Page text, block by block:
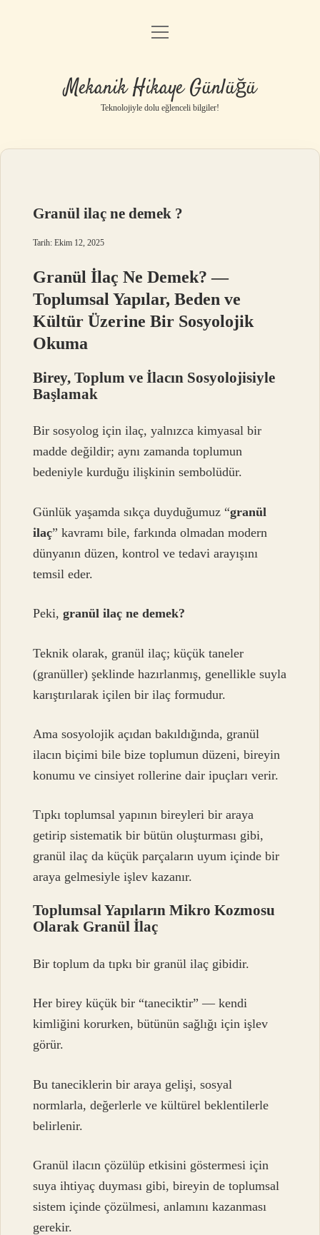
Anasayfa
Yasal Uyarı
menüyü
Mekanik Hikaye Günlüğü
Teknolojiyle dolu eğlenceli bilgiler!
Granül ilaç ne demek ?
Tarih: Ekim 12, 2025
Granül İlaç Ne Demek? —
Toplumsal Yapılar, Beden ve
Kültür Üzerine Bir Sosyolojik
Okuma
Birey, Toplum ve İlacın Sosyolojisiyle
Başlamak
Bir sosyolog için ilaç, yalnızca kimyasal bir
madde değildir; aynı zamanda toplumun
bedeniyle kurduğu ilişkinin sembolüdür.
Günlük yaşamda sıkça duyduğumuz “granül
ilaç” kavramı bile, farkında olmadan modern
dünyanın düzen, kontrol ve tedavi arayışını
temsil eder.
Peki,granül ilaç ne demek?
Teknik olarak, granül ilaç; küçük taneler
(granüller) şeklinde hazırlanmış, genellikle suyla
karıştırılarak içilen bir ilaç formudur.
Ama sosyolojik açıdan bakıldığında, granül
ilacın biçimi bile bize toplumun düzeni, bireyin
konumu ve cinsiyet rollerine dair ipuçları verir.
Tıpkı toplumsal yapının bireyleri bir araya
getirip sistematik bir bütün oluşturması gibi,
granül ilaç da küçük parçaların uyum içinde bir
araya gelmesiyle işlev kazanır.
Toplumsal Yapıların Mikro Kozmosu
Olarak Granül İlaç
Bir toplum da tıpkı bir granül ilaç gibidir.
Her birey küçük bir “taneciktir” — kendi
kimliğini korurken, bütünün sağlığı için işlev
görür.
Bu taneciklerin bir araya gelişi, sosyal
normlarla, değerlerle ve kültürel beklentilerle
belirlenir.
Granül ilacın çözülüp etkisini göstermesi için
suya ihtiyaç duyması gibi, bireyin de toplumsal
sistem içinde çözülmesi, anlamını kazanması
gerekir.